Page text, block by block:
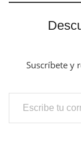
Suscríbete y
Escribe tu correo electrónico…